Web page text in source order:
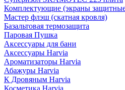
Комплектующие (экраны
Мастер флэш (скатная кровля)
Базальтовая термозащита
Паровая Пушка
Аксессуары для бани
Аксессуары Harvia
Ароматизаторы Harvia
Абажуры Harvia
К Дровяным Harvia
Косметика Harvia